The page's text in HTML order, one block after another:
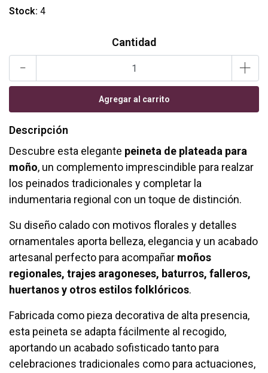
Stock: 4
Cantidad
- +
Descripción
Descubre esta elegante peineta de plateada para
moño, un complemento imprescindible para realzar
los peinados tradicionales y completar la
indumentaria regional con un toque de distinción.
Su diseño calado con motivos florales y detalles
ornamentales aporta belleza, elegancia y un acabado
artesanal perfecto para acompañar moños
regionales, trajes aragoneses, baturros, falleros,
huertanos y otros estilos folklóricos.
Fabricada como pieza decorativa de alta presencia,
esta peineta se adapta fácilmente al recogido,
aportando un acabado sofisticado tanto para
celebraciones tradicionales como para actuaciones,